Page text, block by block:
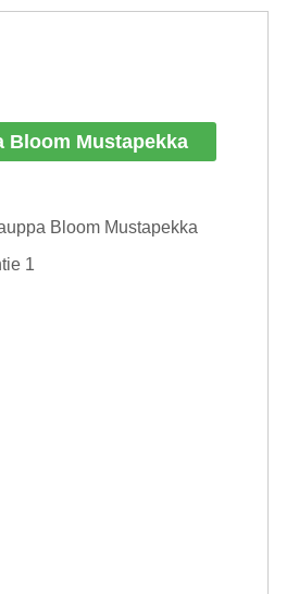
Bloom Mustapekka
Bloom Mustapekka
1